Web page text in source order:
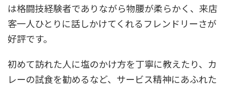
は格闘技経験者でありながら物腰が柔らかく、来店
客一人ひとりに話しかけてくれるフレンドリーさが
好評です。
初めて訪れた人に塩のかけ方を丁寧に教えたり、カ
レーの試食を勧めるなど、サービス精神にあふれた